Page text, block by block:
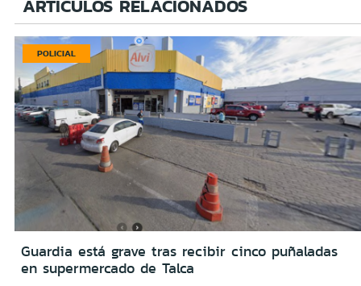
ARTÍCULOS RELACIONADOS
POLICIAL
Guardia está grave tras recibir cinco puñaladas
en supermercado de Talca